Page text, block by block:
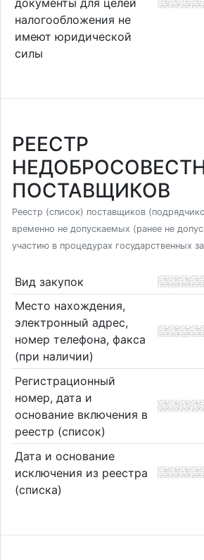
налогообложения не
имеют юридической
силы
РЕЕСТР
ПОСТАВЩИКОВ
Реестр (список) поставщиков
временно не допускаемых (ранее не
участию в процедурах государственных
Вид закупок
Место нахождения,
электронный адрес,
номер телефона, факса
(при наличии)
Регистрационный
номер, дата и
основание включения в
реестр (список)
Дата и основание
исключения из реестра
(списка)